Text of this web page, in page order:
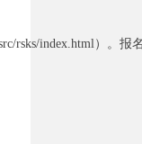
index.html）。报